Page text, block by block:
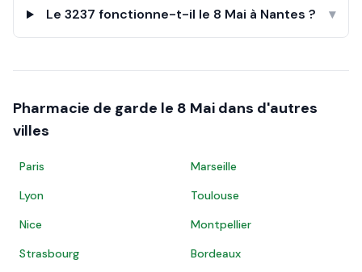
Le 3237 fonctionne-t-il le 8 Mai à Nantes ? ▾
Pharmacie de garde le 8 Mai dans d'autres
villes
Paris
Marseille
Lyon
Toulouse
Nice
Montpellier
Strasbourg
Bordeaux